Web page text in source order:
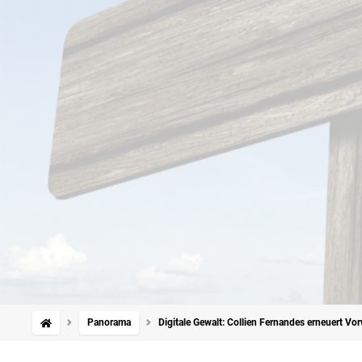
Panorama Digitale Gewalt: Collien Fernandes erneuert